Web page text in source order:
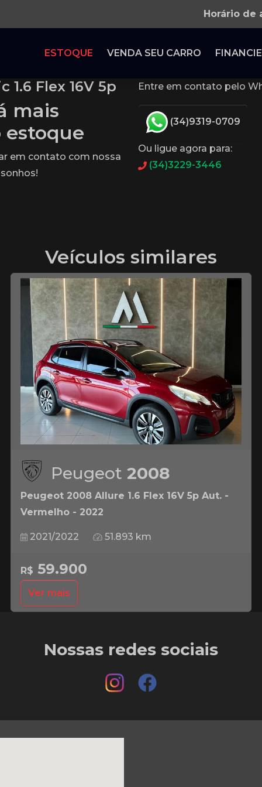
Horário de
ESTOQUE VENDA SEU CARRO FINANCIE
1.6 Flex 16V 5p
mais
estoque
em contato com nossa
Entre em contato pelo
(34)9319-0709
Ou ligue agora para:
(34)3229-3446
Veículos similares
Peugeot 2008
Peugeot 2008 Allure 1.6 Flex 16V 5p Aut. -
Vermelho - 2022
2021/2022 51.893 km
R$ 59.900
Ver mais
Nossas redes sociais